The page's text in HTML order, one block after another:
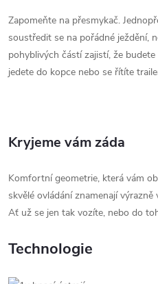
Zapomeňte na přesmykač.
soustředit se na pořádné ježdění,
pohyblivých částí zajistí, že
jedete do kopce nebo se řítíte
Kryjeme vám záda
Komfortní geometrie, která vám
skvělé ovládání znamenají
Ať už se jen tak vozíte, nebo do
Technologie